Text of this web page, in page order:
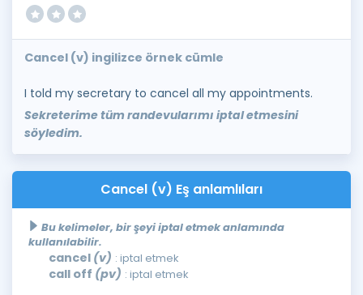
Cancel (v) ingilizce örnek cümle
I told my secretary to cancel all my appointments.
Sekreterime tüm randevularımı iptal etmesini
söyledim.
Cancel (v) Eş anlamlıları
Bu kelimeler, bir şeyi iptal etmek anlamında
kullanılabilir.
cancel (v) : iptal etmek
call off (pv) : iptal etmek